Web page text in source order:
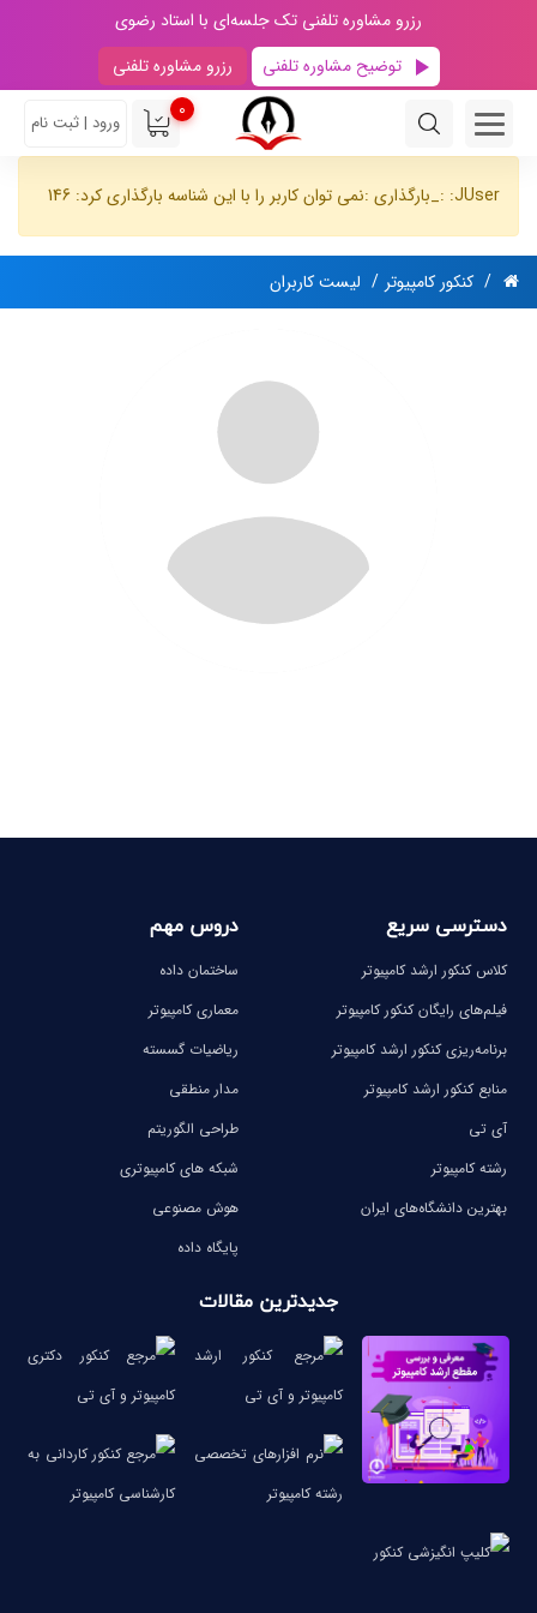
رزرو مشاوره تلفنی تک جلسه‌ای با استاد رضوی
توضیح مشاوره تلفنی
رزرو مشاوره تلفنی
0
ورود | ثبت نام
JUser: :_بارگذاری :نمی توان کاربر را با این شناسه بارگذاری کرد: 146
کنکور کامپیوتر لیست کاربران
دسترسی سریع
کلاس کنکور ارشد کامپیوتر
فیلم‌های رایگان کنکور کامپیوتر
برنامه‌ریزی کنکور ارشد کامپیوتر
منابع کنکور ارشد کامپیوتر
آی تی
رشته کامپیوتر
بهترین دانشگاه‌های ایران
دروس مهم
ساختمان داده
معماری کامپیوتر
ریاضیات گسسته
مدار منطقی
طراحی الگوریتم
شبکه های کامپیوتری
هوش مصنوعی
پایگاه داده
جدیدترین مقالات